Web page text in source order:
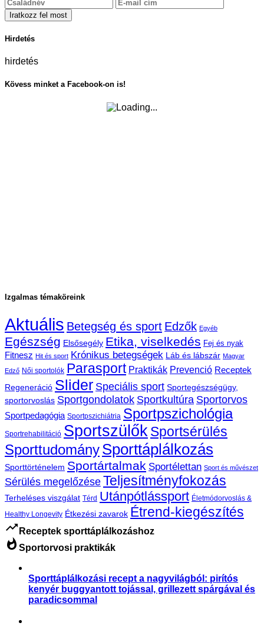
Hirdetés
hirdetés
Kövess minket a Facebook-on is!
Izgalmas témaköreink
Aktuális Betegség és sport Edzők Egyéb
Egészség Elsősegély Etika, viselkedés Fej és nyak
Fitnesz Hit és sport Krónikus betegségek Láb és lábszár Magyar
Edző Női sportolók Parasport Praktikák Prevenció Receptek
Regeneráció Slider Speciális sport Sportegészségügy,
sportorvoslás Sportgondolatok Sportkultúra Sportorvos
Sportpedagógia Sportpszichiátria Sportpszichológia
Sportrehabilitáció Sportszülők Sportsérülés
SporttudománySporttáplálkozás
Sporttörténelem Sportártalmak Sportélettan Sport és művészet
Sérülés megelőzése Teljesítményfokozás
Terheléses viszgálat Térd Utánpótlássport Életmódorvoslás &
Healthy Longevity Étkezési zavarok Étrend-kiegészítés
trending_up Receptek sporttáplálkozáshoz
whatshot Sportorvosi praktikák
Sporttáplálkozási recept a nagyvilágból: pirítós
kenyér buggyantott tojással, grillezett spárgával és
paradicsommal